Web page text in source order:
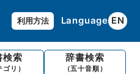
利用方法 Language EN
検索
ゴリ）
辞書検索
（五十音順）